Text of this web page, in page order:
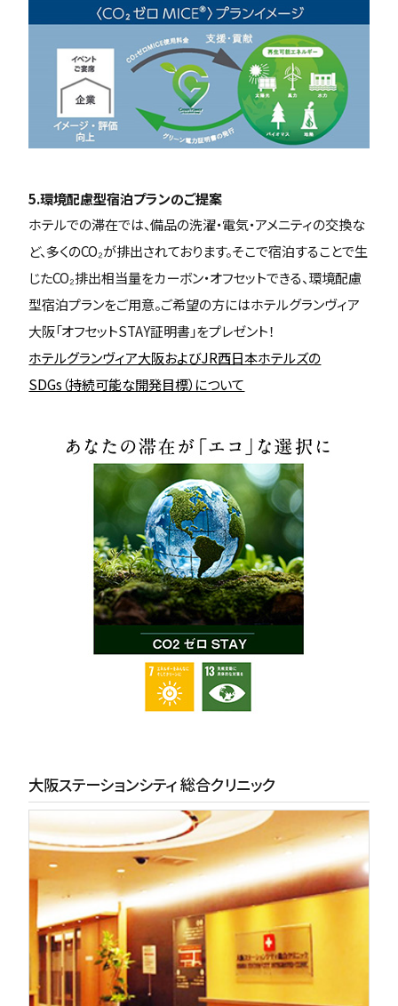
5.環境配慮型宿泊プランのご提案
ホテルでの滞在では、備品の洗濯・電気・アメニティの交換な
ど、多くのCO₂が排出されております。そこで宿泊することで生
じたCO₂排出相当量をカーボン・オフセットできる、環境配慮
型宿泊プランをご用意。ご希望の方にはホテルグランヴィア
大阪「オフセットSTAY証明書」をプレゼント！
ホテルグランヴィア大阪およびJR西日本ホテルズの
SDGs（持続可能な開発目標）について
大阪ステーションシティ 総合クリニック